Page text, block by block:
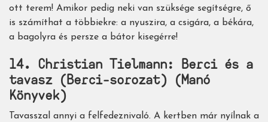
ott terem! Amikor pedig neki van szüksége segítségre, ő
is számíthat a többiekre: a nyuszira, a csigára, a békára,
a bagolyra és persze a bátor kisegérre!
14. Christian Tielmann: Berci és a
tavasz (Berci-sorozat) (Manó
Könyvek)
Tavasszal annyi a felfedeznivaló. A kertben már nyílnak a